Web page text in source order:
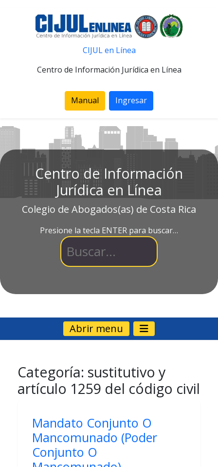
CIJUL en Línea
Centro de Información Jurídica en Línea
Manual Ingresar
Centro de Información
Jurídica en Línea
Colegio de Abogados(as) de Costa Rica
Presione la tecla ENTER para buscar…
Abrir menu
Categoría: sustitutivo y
artículo 1259 del código civil
Mandato Conjunto O
Mancomunado (Poder
Conjunto O